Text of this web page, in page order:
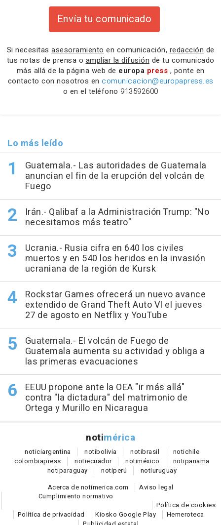
Envía tu comunicado
Si necesitas asesoramiento en comunicación, redacción de
tus notas de prensa o ampliar la difusión de tu comunicado
más allá de la página web de europa press , ponte en
contacto con nosotros en comunicacion@europapress.es
o en el teléfono 913592600
Lo más leído
Guatemala.- Las autoridades de Guatemala
anuncian el fin de la erupción del volcán de
Fuego
Irán.- Qalibaf a la Administración Trump: "No
necesitamos más teatro"
Ucrania.- Rusia cifra en 640 los civiles
muertos y en 540 los heridos en la invasión
ucraniana de la región de Kursk
Rockstar Games ofrecerá un nuevo avance
extendido de Grand Theft Auto VI el jueves
27 de agosto en Netflix y YouTube
Guatemala.- El volcán de Fuego de
Guatemala aumenta su actividad y obliga a
las primeras evacuaciones
EEUU propone ante la OEA "ir más allá"
contra "la dictadura" del matrimonio de
Ortega y Murillo en Nicaragua
notimérica
noticiargentina notibolivia notibrasil notichile
colombiapress notiecuador notiméxico notipanama
notiparaguay notiperú notiuruguay
Acerca de notimerica.com
Aviso legal
Cumplimiento normativo
Política de cookies
Política de privacidad
Kiosko Google Play
Hemeroteca